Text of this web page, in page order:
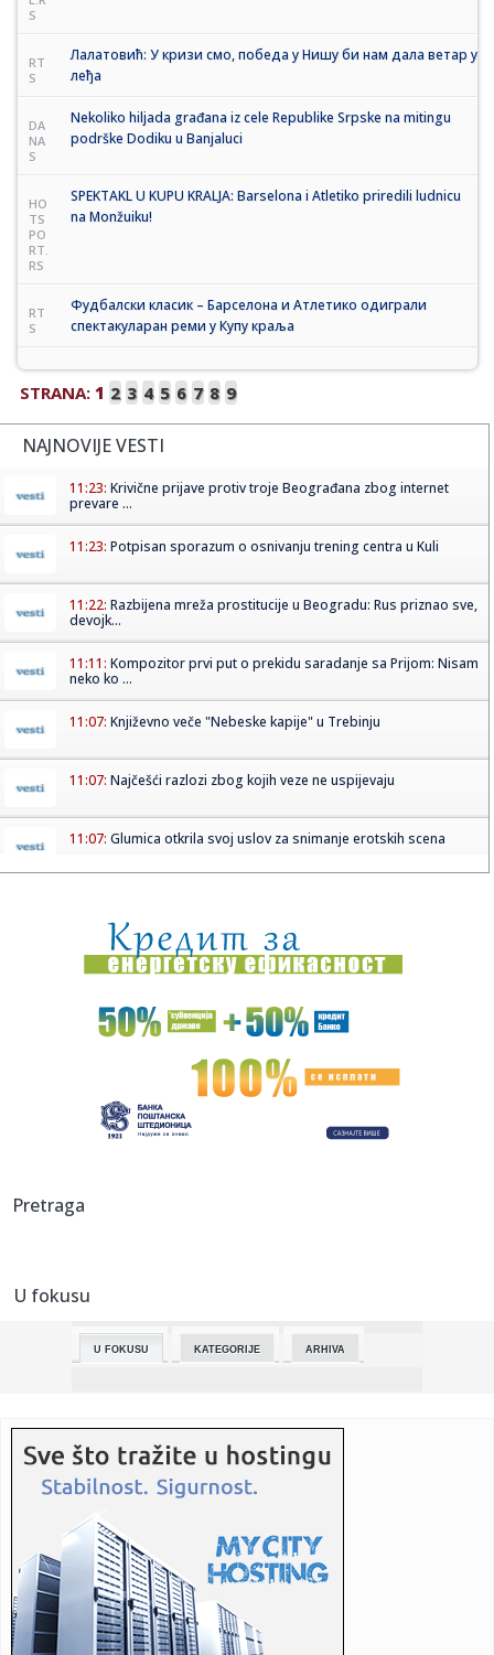
S
RT
S
Лалатовић: У кризи смо, победа у Нишу би нам дала ветар у
леђа
DA
NA
S
Nekoliko hiljada građana iz cele Republike Srpske na mitingu
podrške Dodiku u Banjaluci
HO
TS
PO
RT.
RS
SPEKTAKL U KUPU KRALJA: Barselona i Atletiko priredili ludnicu
na Monžuiku!
RT
S
Фудбалски класик – Барселона и Атлетико одиграли
спектакуларан реми у Купу краља
STRANA: 1 2 3 4 5 6 7 8 9
NAJNOVIJE VESTI
11:23: Krivične prijave protiv troje Beograđana zbog internet
prevare ...
11:23: Potpisan sporazum o osnivanju trening centra u Kuli
11:22: Razbijena mreža prostitucije u Beogradu: Rus priznao sve,
devojk...
11:11: Kompozitor prvi put o prekidu saradanje sa Prijom: Nisam
neko ko ...
11:07: Književno veče "Nebeske kapije" u Trebinju
11:07: Najčešći razlozi zbog kojih veze ne uspijevaju
11:07: Glumica otkrila svoj uslov za snimanje erotskih scena
11:07:Veliki skup SNS u Beogradskoj areni: Predstavljanje
kandidata i p...
11:05:OFK Beograd se vraća kući: Romantičari konačno na svom
stadio...
Kraj porodične drame: Nakon 4 godine sukoba, pomirili se
11:02:Tribina studenata danas ispred Rektorata u Beogradu o
11:01:
11:00:
Alkaraz prošao u treće kolo Majamija, Cicipas eliminisao
10:57:Vremenska prognoza za Novi Sad: Šta nas očekuje ove
subote, 21....
10:56:Literarni konkurs za mlade pisce raspisan u Gradišci
10:56:Odluka o ograničenju marže stupila na snagu u Republici
Srpskoj
Pretraga
U fokusu
U FOKUSU KATEGORIJE ARHIVA